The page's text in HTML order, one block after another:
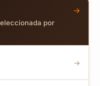
por
→
→